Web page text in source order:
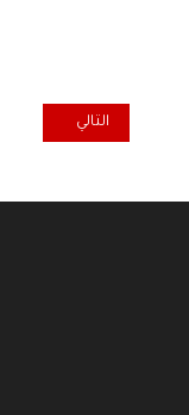
المقال التالي:
التالي